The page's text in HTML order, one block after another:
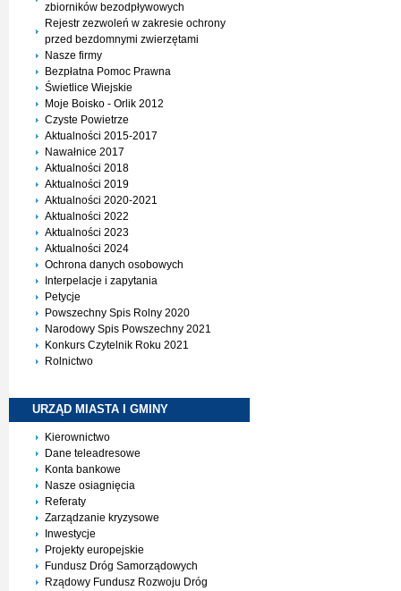
zbiorników bezodpływowych
Rejestr zezwoleń w zakresie ochrony
przed bezdomnymi zwierzętami
Nasze firmy
Bezpłatna Pomoc Prawna
Świetlice Wiejskie
Moje Boisko - Orlik 2012
Czyste Powietrze
Aktualności 2015-2017
Nawałnice 2017
Aktualności 2018
Aktualności 2019
Aktualności 2020-2021
Aktualności 2022
Aktualności 2023
Aktualności 2024
Ochrona danych osobowych
Interpelacje i zapytania
Petycje
Powszechny Spis Rolny 2020
Narodowy Spis Powszechny 2021
Konkurs Czytelnik Roku 2021
Rolnictwo
URZĄD MIASTA I GMINY
Kierownictwo
Dane teleadresowe
Konta bankowe
Nasze osiagnięcia
Referaty
Zarządzanie kryzysowe
Inwestycje
Projekty europejskie
Fundusz Dróg Samorządowych
Rządowy Fundusz Rozwoju Dróg